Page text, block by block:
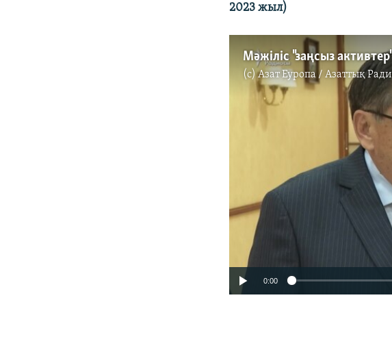
2023 жыл)
(c)Азат Еуропа / Азаттық
No
0:00